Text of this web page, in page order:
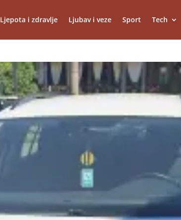
Ljepota i zdravlje Ljubav i veze Sport Tech